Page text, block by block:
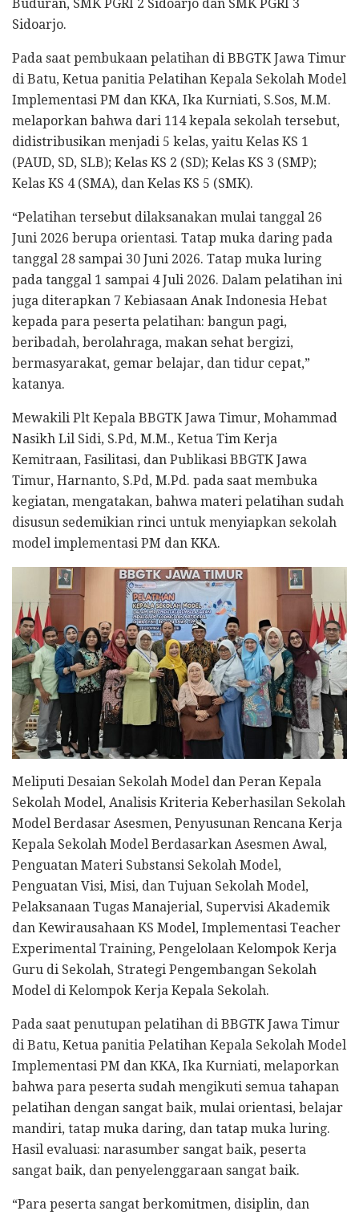
Buduran, SMK PGRI 2 Sidoarjo dan SMK PGRI 3
Sidoarjo.
Pada saat pembukaan pelatihan di BBGTK Jawa Timur
di Batu, Ketua panitia Pelatihan Kepala Sekolah Model
Implementasi PM dan KKA, Ika Kurniati, S.Sos, M.M.
melaporkan bahwa dari 114 kepala sekolah tersebut,
didistribusikan menjadi 5 kelas, yaitu Kelas KS 1
(PAUD, SD, SLB); Kelas KS 2 (SD); Kelas KS 3 (SMP);
Kelas KS 4 (SMA), dan Kelas KS 5 (SMK).
“Pelatihan tersebut dilaksanakan mulai tanggal 26
Juni 2026 berupa orientasi. Tatap muka daring pada
tanggal 28 sampai 30 Juni 2026. Tatap muka luring
pada tanggal 1 sampai 4 Juli 2026. Dalam pelatihan ini
juga diterapkan 7 Kebiasaan Anak Indonesia Hebat
kepada para peserta pelatihan: bangun pagi,
beribadah, berolahraga, makan sehat bergizi,
bermasyarakat, gemar belajar, dan tidur cepat,”
katanya.
Mewakili Plt Kepala BBGTK Jawa Timur, Mohammad
Nasikh Lil Sidi, S.Pd, M.M., Ketua Tim Kerja
Kemitraan, Fasilitasi, dan Publikasi BBGTK Jawa
Timur, Harnanto, S.Pd, M.Pd. pada saat membuka
kegiatan, mengatakan, bahwa materi pelatihan sudah
disusun sedemikian rinci untuk menyiapkan sekolah
model implementasi PM dan KKA.
Meliputi Desaian Sekolah Model dan Peran Kepala
Sekolah Model, Analisis Kriteria Keberhasilan Sekolah
Model Berdasar Asesmen, Penyusunan Rencana Kerja
Kepala Sekolah Model Berdasarkan Asesmen Awal,
Penguatan Materi Substansi Sekolah Model,
Penguatan Visi, Misi, dan Tujuan Sekolah Model,
Pelaksanaan Tugas Manajerial, Supervisi Akademik
dan Kewirausahaan KS Model, Implementasi Teacher
Experimental Training, Pengelolaan Kelompok Kerja
Guru di Sekolah, Strategi Pengembangan Sekolah
Model di Kelompok Kerja Kepala Sekolah.
Pada saat penutupan pelatihan di BBGTK Jawa Timur
di Batu, Ketua panitia Pelatihan Kepala Sekolah Model
Implementasi PM dan KKA, Ika Kurniati, melaporkan
bahwa para peserta sudah mengikuti semua tahapan
pelatihan dengan sangat baik, mulai orientasi, belajar
mandiri, tatap muka daring, dan tatap muka luring.
Hasil evaluasi: narasumber sangat baik, peserta
sangat baik, dan penyelenggaraan sangat baik.
“Para peserta sangat berkomitmen, disiplin, dan